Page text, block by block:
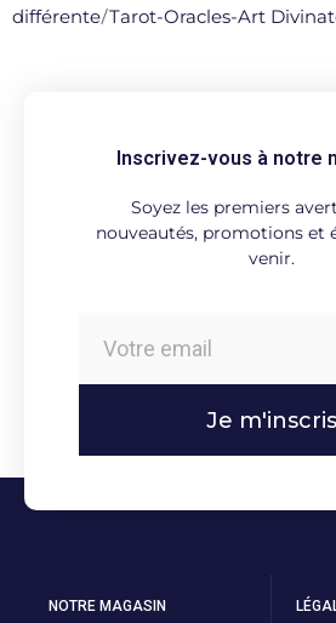
différente/Tarot-Oracles-Art
Inscrivez-vous à notre
Soyez les premiers
nouveautés, promotions et
venir.
Je m'inscris
NOTRE MAGASIN